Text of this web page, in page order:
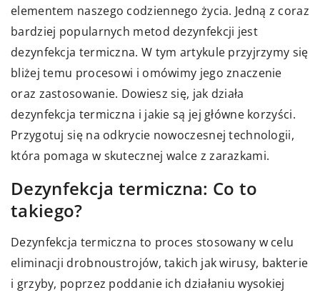
elementem naszego codziennego życia. Jedną z coraz
bardziej popularnych metod dezynfekcji jest
dezynfekcja termiczna. W tym artykule przyjrzymy się
bliżej temu procesowi i omówimy jego znaczenie
oraz zastosowanie. Dowiesz się, jak działa
dezynfekcja termiczna i jakie są jej główne korzyści.
Przygotuj się na odkrycie nowoczesnej technologii,
która pomaga w skutecznej walce z zarazkami.
Dezynfekcja termiczna: Co to
takiego?
Dezynfekcja termiczna to proces stosowany w celu
eliminacji drobnoustrojów, takich jak wirusy, bakterie
i grzyby, poprzez poddanie ich działaniu wysokiej